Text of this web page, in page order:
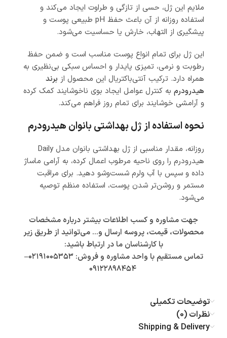
ملایم این ژل، حسی از تازگی و طراوت ایجاد می‌کند و
استفاده روزانه از آن باعث حفظ pH طبیعی پوست و
پیشگیری از التهاب، خارش یا حساسیت می‌شود.
این ژل برای تمام انواع پوست مناسب است و ضمن حفظ
رطوبت و نرمی، تمیزی پایدار و احساس سبکی بی‌نظیری به
همراه دارد. ترکیب آنتی‌باکتریال این محصول از برند
هیدرودرم به کنترل عوامل ایجاد بوی ناخوشایند کمک کرده
و آرامشی خوشایند برای تمام روز فراهم می‌کند.
نحوه استفاده از ژل بهداشتی بانوان هیدرودرم
روزانه، مقدار مناسبی از ژل بهداشتی بانوان مدل Daily
هیدرودرم را روی ناحیه مرطوب اعمال کرده، به آرامی ماساژ
داده و سپس با آب ولرم شست‌وشو دهید. برای مراقبت
مستمر و روشن‌تر شدن پوست، استفاده منظم توصیه
می‌شود.
جهت مشاوره و کسب اطلاعات بیشتر درباره مشخصات
محصولات، قیمت، پروسه ارسال و… می‌توانید از طریق زیر
با کارشناسان ما در ارتباط باشید:
تماس مستقیم با واحد مشاوره و فروش: ۰۲۱۹۱۰۰۵۳۵۳–
۰۹۱۲۲۸۹۸۴۵۴
توضیحات تکمیلی
نظرات (0)
Shipping & Delivery